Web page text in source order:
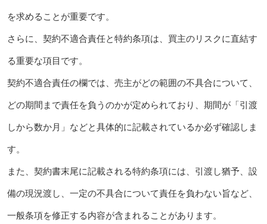
を求めることが重要です。
さらに、契約不適合責任と特約条項は、買主のリスクに直結す
る重要な項目です。
契約不適合責任の欄では、売主がどの範囲の不具合について、
どの期間まで責任を負うのかが定められており、期間が「引渡
しから数か月」などと具体的に記載されているか必ず確認しま
す。
また、契約書末尾に記載される特約条項には、引渡し猶予、設
備の現況渡し、一定の不具合について責任を負わない旨など、
一般条項を修正する内容が含まれることがあります。